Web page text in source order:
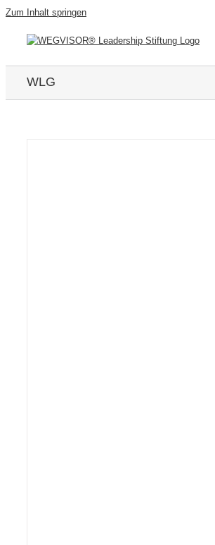
Zum Inhalt springen
WLG